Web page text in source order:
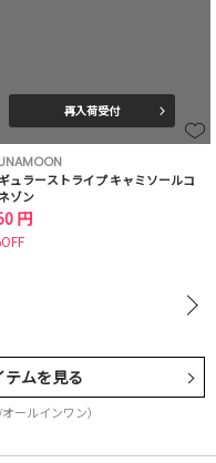
再入荷受付
ュラーストライプ キャミソールコ
ゾン
円
テムを見る
ールインワン）